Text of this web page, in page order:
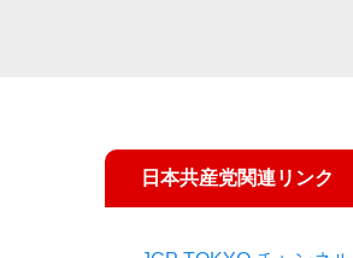
日本共産党関連リンク